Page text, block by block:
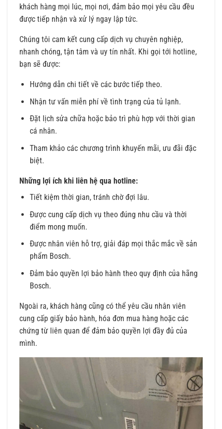
khách hàng mọi lúc, mọi nơi, đảm bảo mọi yêu cầu đều
được tiếp nhận và xử lý ngay lập tức.
Chúng tôi cam kết cung cấp dịch vụ chuyên nghiệp,
nhanh chóng, tận tâm và uy tín nhất. Khi gọi tới hotline,
bạn sẽ được:
Hướng dẫn chi tiết về các bước tiếp theo.
Nhận tư vấn miễn phí về tình trạng của tủ lạnh.
Đặt lịch sửa chữa hoặc bảo trì phù hợp với thời gian
cá nhân.
Tham khảo các chương trình khuyến mãi, ưu đãi đặc
biệt.
Những lợi ích khi liên hệ qua hotline:
Tiết kiệm thời gian, tránh chờ đợi lâu.
Được cung cấp dịch vụ theo đúng nhu cầu và thời
điểm mong muốn.
Được nhân viên hỗ trợ, giải đáp mọi thắc mắc về sản
phẩm Bosch.
Đảm bảo quyền lợi bảo hành theo quy định của hãng
Bosch.
Ngoài ra, khách hàng cũng có thể yêu cầu nhân viên
cung cấp giấy bảo hành, hóa đơn mua hàng hoặc các
chứng từ liên quan để đảm bảo quyền lợi đầy đủ của
mình.